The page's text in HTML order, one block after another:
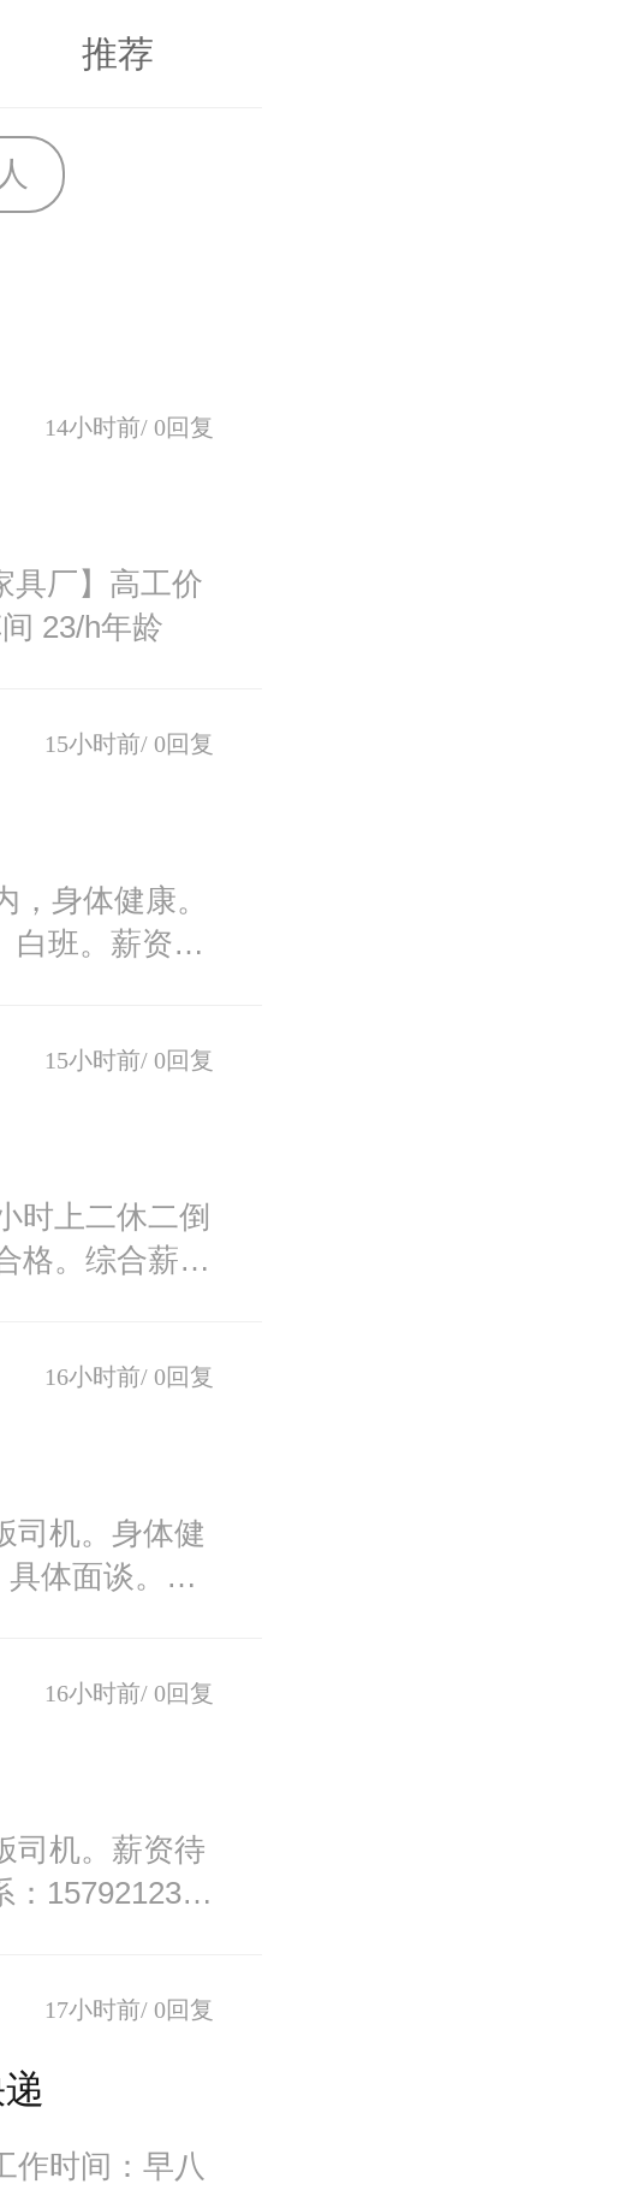
推荐
14小时前/ 0回复
具厂】高工价
23/h年龄
15小时前/ 0回复
身体健康。
白班。薪资：
15小时前/ 0回复
时上二休二倒
格。综合薪
16小时前/ 0回复
司机。身体健
体面谈。薪
16小时前/ 0回复
司机。薪资待
1579212386
17小时前/ 0回复
作时间：早八